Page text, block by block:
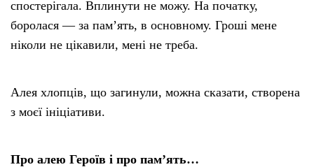
спостерігала. Вплинути не можу. На початку,
боролася — за пам’ять, в основному. Гроші мене
ніколи не цікавили, мені не треба.
Алея хлопців, що загинули, можна сказати, створена
з моєї ініціативи.
Про алею Героїв і про пам’ять…